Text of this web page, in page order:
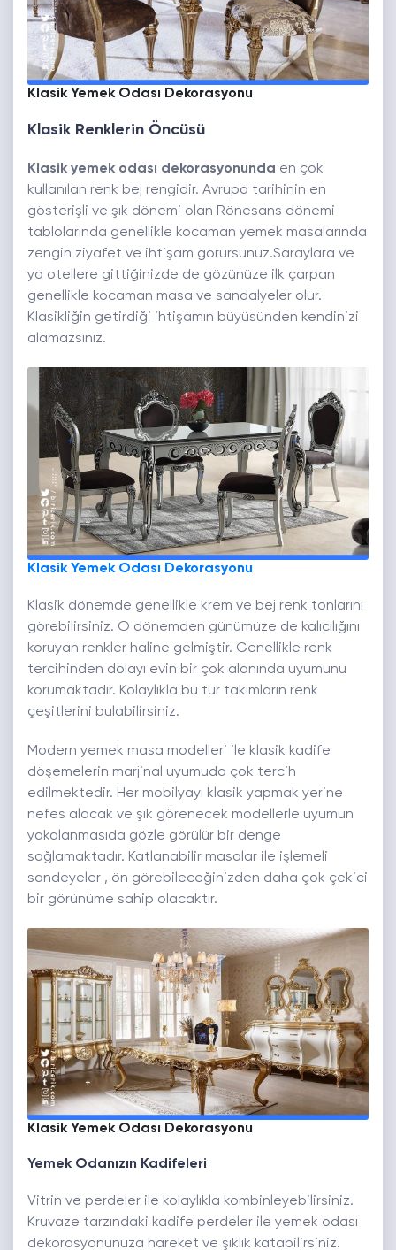
Klasik Yemek Odası Dekorasyonu
Klasik Renklerin Öncüsü
Klasik yemek odası dekorasyonunda en çok
kullanılan renk bej rengidir. Avrupa tarihinin en
gösterişli ve şık dönemi olan Rönesans dönemi
tablolarında genellikle kocaman yemek masalarında
zengin ziyafet ve ihtişam görürsünüz.Saraylara ve
ya otellere gittiğinizde de gözünüze ilk çarpan
genellikle kocaman masa ve sandalyeler olur.
Klasikliğin getirdiği ihtişamın büyüsünden kendinizi
alamazsınız.
Klasik Yemek Odası Dekorasyonu
Klasik dönemde genellikle krem ve bej renk tonlarını
görebilirsiniz. O dönemden günümüze de kalıcılığını
koruyan renkler haline gelmiştir. Genellikle renk
tercihinden dolayı evin bir çok alanında uyumunu
korumaktadır. Kolaylıkla bu tür takımların renk
çeşitlerini bulabilirsiniz.
Modern yemek masa modelleri ile klasik kadife
döşemelerin marjinal uyumuda çok tercih
edilmektedir. Her mobilyayı klasik yapmak yerine
nefes alacak ve şık görenecek modellerle uyumun
yakalanmasıda gözle görülür bir denge
sağlamaktadır. Katlanabilir masalar ile işlemeli
sandeyeler , ön görebileceğinizden daha çok çekici
bir görünüme sahip olacaktır.
Klasik Yemek Odası Dekorasyonu
Yemek Odanızın Kadifeleri
Vitrin ve perdeler ile kolaylıkla kombinleyebilirsiniz.
Kruvaze tarzındaki kadife perdeler ile yemek odası
dekorasyonunuza hareket ve şıklık katabilirsiniz.